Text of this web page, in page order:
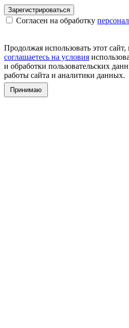
Зарегистрироваться
Согласен на обработку
Продолжая использовать этот
соглашаетесь на условия
и обработки пользовательских
работы сайта и аналитики данных.
Принимаю